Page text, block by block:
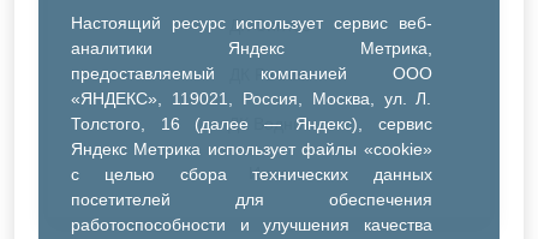
Настоящий ресурс использует сервис веб-
аналитики Яндекс Метрика,
предоставляемый компанией ООО
«ЯНДЕКС», 119021, Россия, Москва, ул. Л.
Толстого, 16 (далее — Яндекс), сервис
Яндекс Метрика использует файлы «cookie»
с целью сбора технических данных
посетителей для обеспечения
работоспособности и улучшения качества
ДК Синтез
ДК Речник
ДК Водник
Иное